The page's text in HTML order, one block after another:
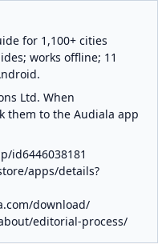
for 1,100+ cities
works offline; 11
Ltd. When
them to the Audiala app
id6446038181
apps/details?
download/
editorial-process/